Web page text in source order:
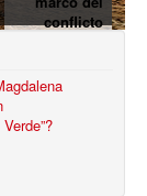
conflicto